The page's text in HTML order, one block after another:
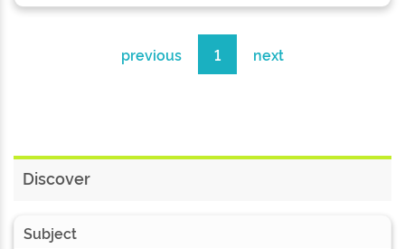
previous 1 next
Discover
Subject